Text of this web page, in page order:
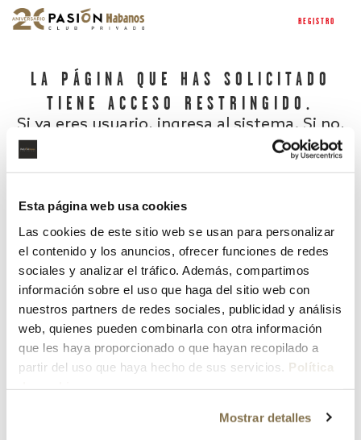
Esta página web usa cookies
Las cookies de este sitio web se usan para personalizar
el contenido y los anuncios, ofrecer funciones de redes
sociales y analizar el tráfico. Además, compartimos
información sobre el uso que haga del sitio web con
nuestros partners de redes sociales, publicidad y análisis
web, quienes pueden combinarla con otra información
que les haya proporcionado o que hayan recopilado a
partir del uso que haya hecho de sus servicios. Política
Mostrar detalles
REGISTRO
LA PÁGINA QUE HAS SOLICITADO
TIENE ACCESO RESTRINGIDO.
Si ya eres usuario, ingresa al sistema. Si no,
¿Has olvidado tu contraseña?